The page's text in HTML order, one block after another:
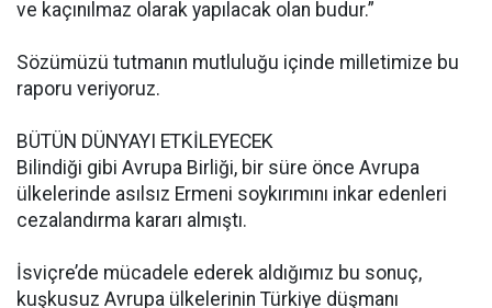
ve kaçınılmaz olarak yapılacak olan budur.”
Sözümüzü tutmanın mutluluğu içinde milletimize bu
raporu veriyoruz.
BÜTÜN DÜNYAYI ETKİLEYECEK
Bilindiği gibi Avrupa Birliği, bir süre önce Avrupa
ülkelerinde asılsız Ermeni soykırımını inkar edenleri
cezalandırma kararı almıştı.
İsviçre’de mücadele ederek aldığımız bu sonuç,
kuşkusuz Avrupa ülkelerinin Türkiye düşmanı